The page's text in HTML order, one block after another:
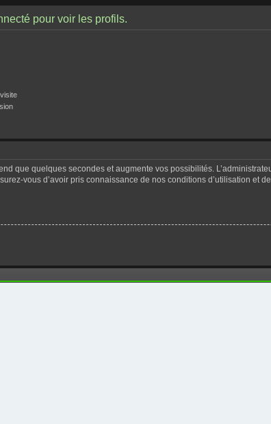
pour voir les profils.
que quelques secondes et augmente vos possibilités.
vous d’avoir pris connaissance de nos conditions d’utilisation et